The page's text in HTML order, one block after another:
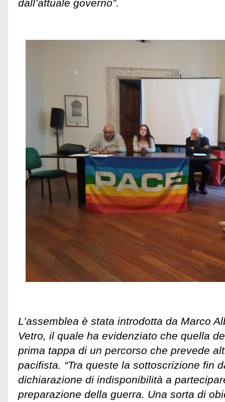
dall’attuale governo”.
L’assemblea è stata introdotta da Marco
Vetro, il quale ha evidenziato che quella
prima tappa di un percorso che prevede
pacifista. “Tra queste la sottoscrizione fin
dichiarazione di indisponibilità a
preparazione della guerra. Una sorta di